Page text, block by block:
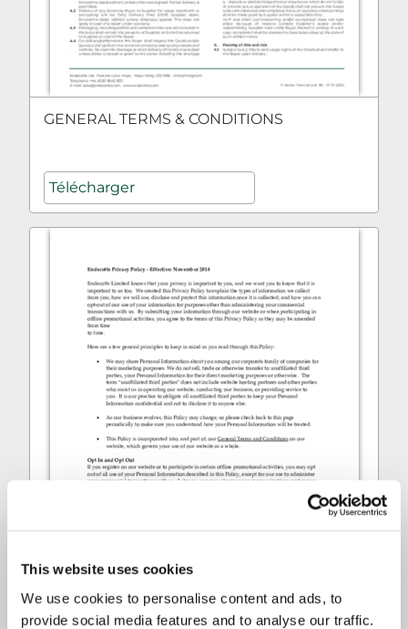
This website uses cookies
We use cookies to personalise content and ads, to
provide social media features and to analyse our traffic.
GENERAL TERMS & CONDITIONS
Télécharger